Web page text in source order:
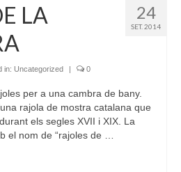
24
SET. 2014
LA
in: Uncategorized 0
per a una cambra de bany.
rajola de mostra catalana que
els segles XVII i XIX. La
el nom de “rajoles de …